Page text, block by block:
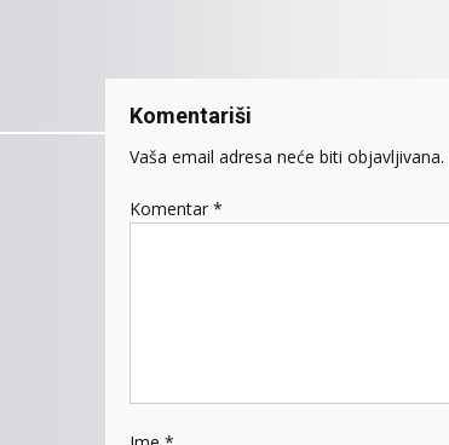
Komentariši
Vaša email adresa neće biti objavljivana.
Komentar *